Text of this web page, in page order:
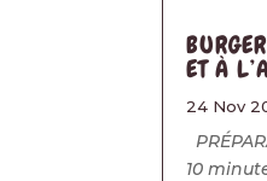
ET À
24 Nov
10